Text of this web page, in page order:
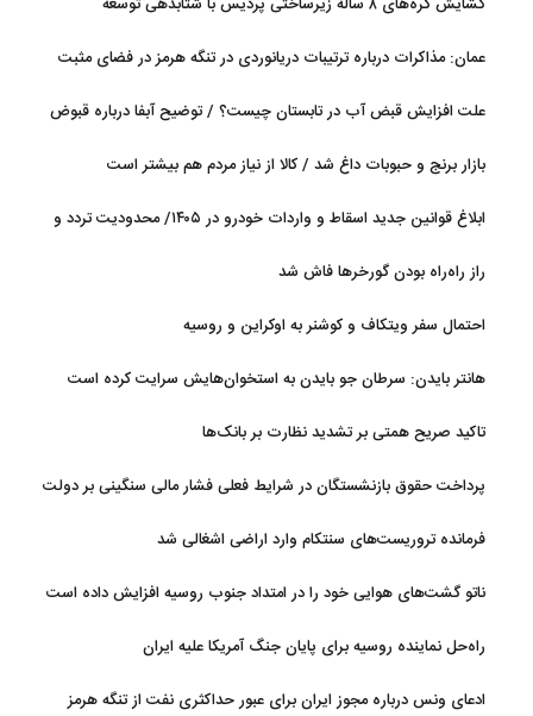
عمان: مذاکرات درباره ترتیبات دریانوردی در تنگه هرمز در فضای مثبت
علت افزایش قبض آب در تابستان چیست؟ / توضیح آبفا درباره قبوض
بازار برنج و حبوبات داغ شد / کالا از نیاز مردم هم بیشتر است
ابلاغ قوانین جدید اسقاط و واردات خودرو در ۱۴۰۵/ محدودیت تردد و
راز راه‌راه بودن گورخرها فاش شد
احتمال سفر ویتکاف و کوشنر به اوکراین و روسیه
هانتر بایدن: سرطان جو بایدن به استخوان‌هایش سرایت کرده است
تاکید صریح همتی بر تشدید نظارت بر بانک‌ها
پرداخت حقوق بازنشستگان در شرایط فعلی فشار مالی سنگینی بر دولت
فرمانده تروریست‌های سنتکام وارد اراضی اشغالی شد
ناتو گشت‌های هوایی خود را در امتداد جنوب روسیه افزایش داده است
راه‌حل نماینده روسیه برای پایان جنگ آمریکا علیه ایران
ادعای ونس درباره مجوز ایران برای عبور حداکثری نفت از تنگه هرمز